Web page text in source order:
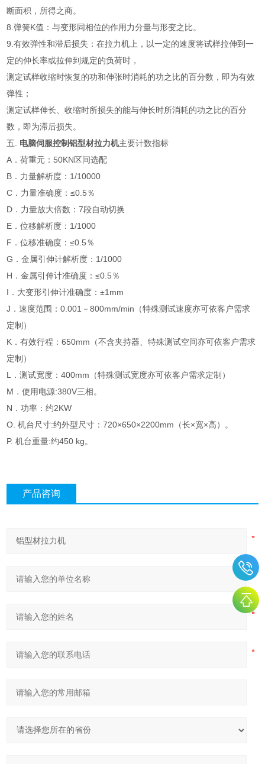
断面积，所得之商。
8.弹簧K值：与变形同相位的作用力分量与形变之比。
9.有效弹性和滞后损失：在拉力机上，以一定的速度将试样拉伸到一
定的伸长率或拉伸到规定的负荷时，
测定试样收缩时恢复的功和伸张时消耗的功之比的百分数，即为有效
弹性；
测定试样伸长、收缩时所损失的能与伸长时所消耗的功之比的百分
数，即为滞后损失。
五. 电脑伺服控制铝型材拉力机主要计数指标
A．荷重元：50KN区间选配
B．力量解析度：1/10000
C．力量准确度：≤0.5％
D．力量放大倍数：7段自动切换
E．位移解析度：1/1000
F．位移准确度：≤0.5％
G．金属引伸计解析度：1/1000
H．金属引伸计准确度：≤0.5％
I．大变形引伸计准确度：±1mm
J．速度范围：0.001－800mm/min（特殊测试速度亦可依客户需求
定制）
K．有效行程：650mm（不含夹持器、特殊测试空间亦可依客户需求
定制）
L．测试宽度：400mm（特殊测试宽度亦可依客户需求定制）
M．使用电源:380V三相。
N．功率：约2KW
O. 机台尺寸:约外型尺寸：720×650×2200mm（长×宽×高）。
P. 机台重量:约450 kg。
产品咨询